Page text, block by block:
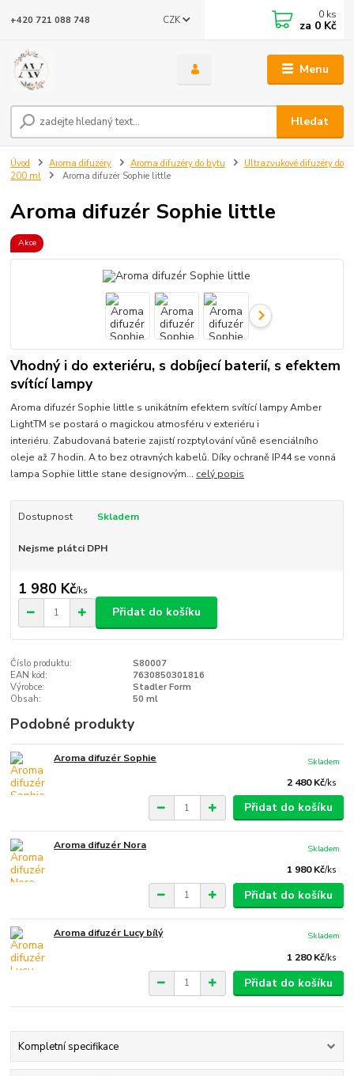
Menu
CZK
Hledat
+420 721 088 748 0 ks
za 0 Kč
Úvod Aroma difuzéry Aroma difuzéry do bytu
Ultrazvukové difuzéry do
200 ml
Aroma difuzér Sophie little
Aroma difuzér Sophie little
Akce
Vhodný i do exteriéru, s dobíjecí baterií, s efektem
svítící lampy
Aroma difuzér Sophie little s unikátním efektem svítící lampy Amber
LightTM se postará o magickou atmosféru v exteriéru i
interiéru. Zabudovaná baterie zajistí rozptylování vůně esenciálního
oleje až 7 hodin. A to bez otravných kabelů. Díky ochraně IP44 se vonná
lampa Sophie little stane designovým... celý popis
Dostupnost Skladem
Nejsme plátci DPH
1 980 Kč/ks
Přidat do košíku
Číslo produktu:
S80007
EAN kód:
7630850301816
Výrobce:
Stadler Form
Obsah:
50 ml
Podobné produkty
Aroma difuzér Sophie
2 480 Kč/ks
Skladem
Přidat do košíku
Aroma difuzér Nora
1 980 Kč/ks
Skladem
Přidat do košíku
Aroma difuzér Lucy bílý
1 280 Kč/ks
Skladem
Přidat do košíku
Kompletní specifikace